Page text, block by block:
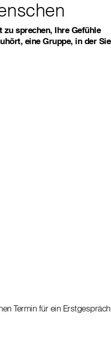
zu sprechen, Ihre Gefühle
eine Gruppe, in der Sie
Termin für ein Erstgespräch